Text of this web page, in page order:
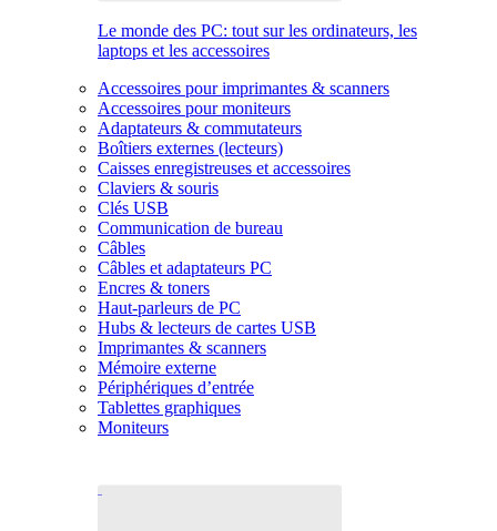
Le monde des PC: tout sur les ordinateurs, les
laptops et les accessoires
Accessoires pour imprimantes & scanners
Accessoires pour moniteurs
Adaptateurs & commutateurs
Boîtiers externes (lecteurs)
Caisses enregistreuses et accessoires
Claviers & souris
Clés USB
Communication de bureau
Câbles
Câbles et adaptateurs PC
Encres & toners
Haut-parleurs de PC
Hubs & lecteurs de cartes USB
Imprimantes & scanners
Mémoire externe
Périphériques d’entrée
Tablettes graphiques
Moniteurs